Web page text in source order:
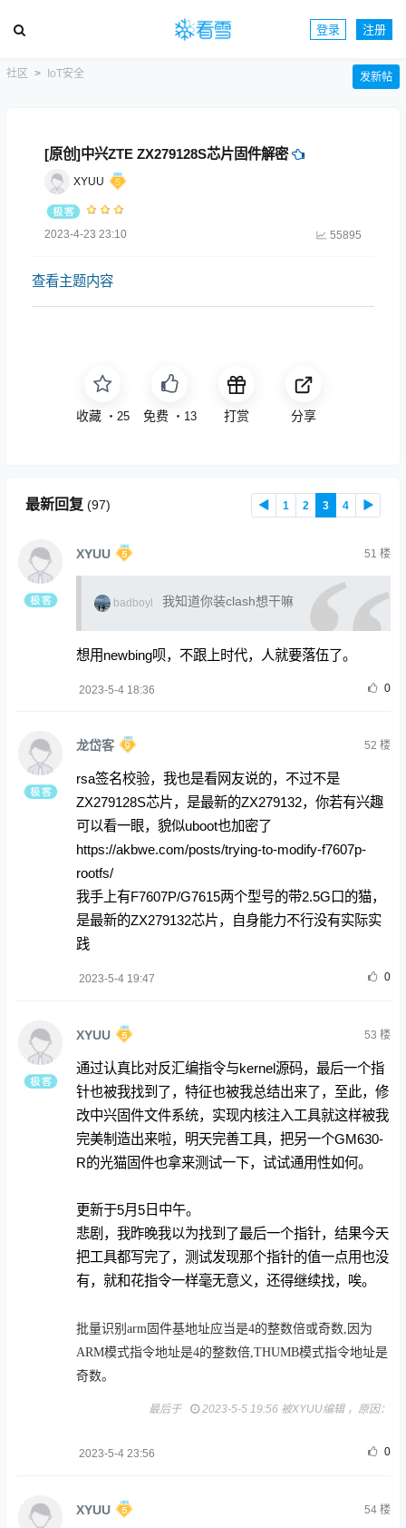
登录 注册
社区 IoT安全 发新帖
[原创]中兴ZTE ZX279128S芯片固件解密
XYUU
2023-4-23 23:10 55895
查看主题内容
收藏 ・ 25 免费 ・ 13 打赏 分享
最新回复 (97) ◀ 1 2 3 4 ▶
XYUU 51 楼
badboyl 我知道你装clash想干嘛
想用newbing呗，不跟上时代，人就要落伍了。
2023-5-4 18:36 0
龙岱客 52 楼
rsa签名校验，我也是看网友说的，不过不是
ZX279128S芯片，是最新的ZX279132，你若有兴趣
可以看一眼，貌似uboot也加密了
https://akbwe.com/posts/trying-to-modify-f7607p-
rootfs/
我手上有F7607P/G7615两个型号的带2.5G口的猫，
是最新的ZX279132芯片，自身能力不行没有实际实
践
2023-5-4 19:47 0
XYUU 53 楼
通过认真比对反汇编指令与kernel源码，最后一个指
针也被我找到了，特征也被我总结出来了，至此，修
改中兴固件文件系统，实现内核注入工具就这样被我
完美制造出来啦，明天完善工具，把另一个GM630-
R的光猫固件也拿来测试一下，试试通用性如何。
更新于5月5日中午。
悲剧，我昨晚我以为找到了最后一个指针，结果今天
把工具都写完了，测试发现那个指针的值一点用也没
有，就和花指令一样毫无意义，还得继续找，唉。
批量识别arm固件基地址应当是4的整数倍或奇数,因为
ARM模式指令地址是4的整数倍,THUMB模式指令地址是
奇数。
最后于 2023-5-5 19:56 被XYUU编辑 ，原因：
2023-5-4 23:56 0
XYUU 54楼